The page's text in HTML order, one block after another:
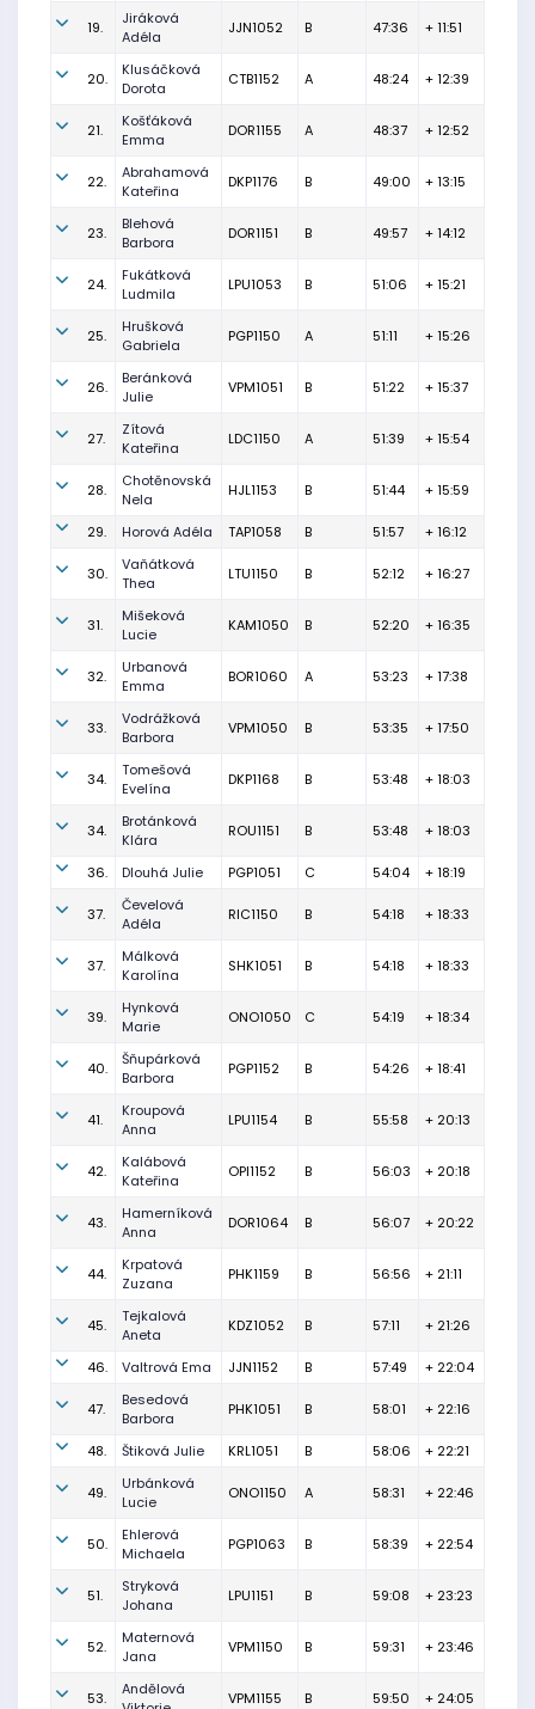
19.
Jiráková
Adéla
JJN1052 B 47:36 + 11:51
20.
Klusáčková
Dorota
CTB1152 A 48:24 + 12:39
21.
Košťáková
Emma
DOR1155 A 48:37 + 12:52
22.
Abrahamová
Kateřina
DKP1176 B 49:00 + 13:15
23.
Blehová
Barbora
DOR1151 B 49:57 + 14:12
24.
Fukátková
Ludmila
LPU1053 B 51:06 + 15:21
25.
Hrušková
Gabriela
PGP1150 A 51:11 + 15:26
26.
Beránková
Julie
VPM1051 B 51:22 + 15:37
27.
Zítová
Kateřina
LDC1150 A 51:39 + 15:54
28.
Chotěnovská
Nela
HJL1153 B 51:44 + 15:59
29. Horová Adéla TAP1058 B 51:57 + 16:12
30.
Vaňátková
Thea
LTU1150 B 52:12 + 16:27
31.
Mišeková
Lucie
KAM1050 B 52:20 + 16:35
32.
Urbanová
Emma
BOR1060 A 53:23 + 17:38
33.
Vodrážková
Barbora
VPM1050 B 53:35 + 17:50
34.
Tomešová
Evelína
DKP1168 B 53:48 + 18:03
34.
Brotánková
Klára
ROU1151 B 53:48 + 18:03
36. Dlouhá Julie PGP1051 C 54:04 + 18:19
37.
Čevelová
Adéla
RIC1150 B 54:18 + 18:33
37.
Málková
Karolína
SHK1051 B 54:18 + 18:33
39.
Hynková
Marie
ONO1050 C 54:19 + 18:34
40.
Šňupárková
Barbora
PGP1152 B 54:26 + 18:41
41.
Kroupová
Anna
LPU1154 B 55:58 + 20:13
42.
Kalábová
Kateřina
OPI1152 B 56:03 + 20:18
43.
Hamerníková
Anna
DOR1064 B 56:07 + 20:22
44.
Krpatová
Zuzana
PHK1159 B 56:56 + 21:11
45.
Tejkalová
Aneta
KDZ1052 B 57:11 + 21:26
46. Valtrová Ema JJN1152 B 57:49 + 22:04
47.
Besedová
Barbora
PHK1051 B 58:01 + 22:16
48. Štiková Julie KRL1051 B 58:06 + 22:21
49.
Urbánková
Lucie
ONO1150 A 58:31 + 22:46
50.
Ehlerová
Michaela
PGP1063 B 58:39 + 22:54
51.
Stryková
Johana
LPU1151 B 59:08 + 23:23
52.
Maternová
Jana
VPM1150 B 59:31 + 23:46
53.
Andělová
VPM1155 B 59:50 + 24:05